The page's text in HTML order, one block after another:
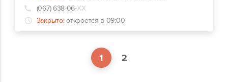
(067) 638-06-ХХ
Закрыто: откроется в 09:00
1 2